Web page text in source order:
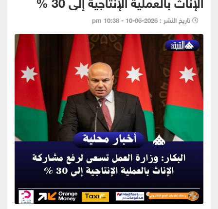
تاريخ النشر : 2026-06-10 - 10:38 pm